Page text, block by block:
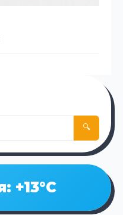
🔍
+13°C